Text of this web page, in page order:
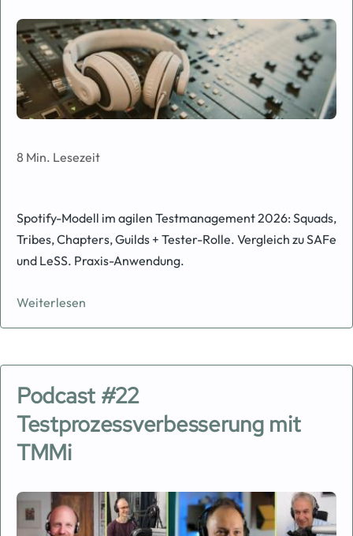
Image
8 Min. Lesezeit
Spotify-Modell im agilen Testmanagement 2026: Squads,
Tribes, Chapters, Guilds + Tester-Rolle. Vergleich zu SAFe
und LeSS. Praxis-Anwendung.
Weiterlesen
Podcast #22
Testprozessverbesserung mit
TMMi
Image